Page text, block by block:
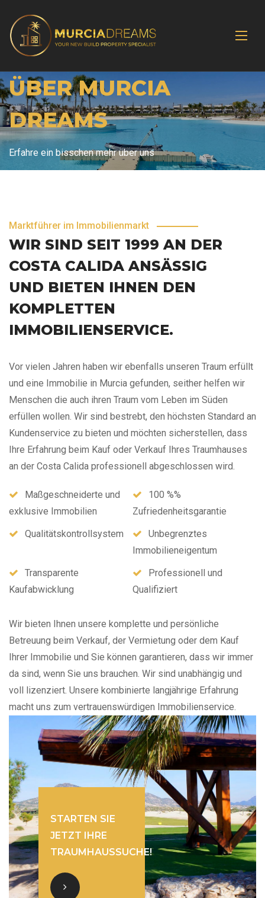
ÜBER MURCIA
DREAMS
Erfahre ein bisschen mehr über uns
Marktführer im Immobilienmarkt
WIR SIND SEIT 1999 AN DER
COSTA CALIDA ANSÄSSIG
UND BIETEN IHNEN DEN
KOMPLETTEN
IMMOBILIENSERVICE.
Vor vielen Jahren haben wir ebenfalls unseren Traum erfüllt
und eine Immobilie in Murcia gefunden, seither helfen wir
Menschen die auch ihren Traum vom Leben im Süden
erfüllen wollen. Wir sind bestrebt, den höchsten Standard an
Kundenservice zu bieten und möchten sicherstellen, dass
Ihre Erfahrung beim Kauf oder Verkauf Ihres Traumhauses
an der Costa Calida professionell abgeschlossen wird.
Maßgeschneiderte und
exklusive Immobilien
100 %%
Zufriedenheitsgarantie
Qualitätskontrollsystem
Unbegrenztes
Immobilieneigentum
Transparente
Kaufabwicklung
Professionell und
Qualifiziert
Wir bieten Ihnen unsere komplette und persönliche
Betreuung beim Verkauf, der Vermietung oder dem Kauf
Ihrer Immobilie und Sie können garantieren, dass wir immer
da sind, wenn Sie uns brauchen. Wir sind unabhängig und
voll lizenziert. Unsere kombinierte langjährige Erfahrung
macht uns zum vertrauenswürdigen Immobilienservice.
STARTEN SIE
JETZT IHRE
TRAUMHAUSSUCHE!